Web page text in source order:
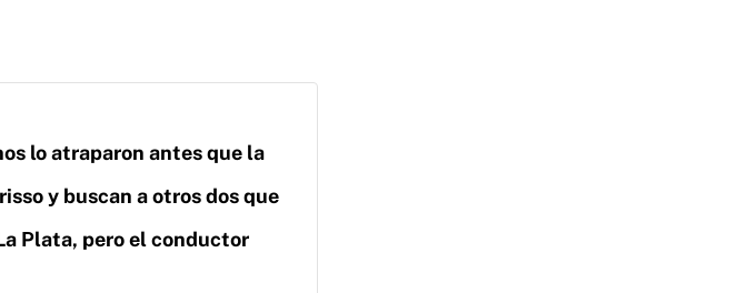
lo atraparon antes que la
y buscan a otros dos que
Plata, pero el conductor